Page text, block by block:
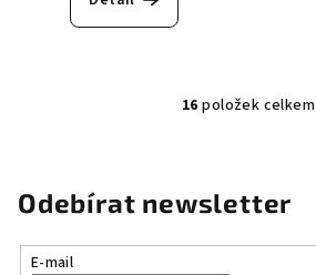
O
á
d
a
16 položek celkem
Odebírat newsletter
E-mail